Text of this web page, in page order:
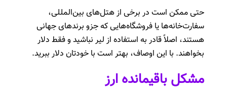
حتی ممکن است در برخی از هتل‌های بین‌المللی،
سفارت‌خانه‌ها یا فروشگاه‌هایی که جزو برندهای جهانی
هستند، اصلاً قادر به استفاده از لیر نباشید و فقط دلار
بخواهند. با این اوصاف، بهتر است با خودتان دلار ببرید.
مشکل باقیمانده ارز